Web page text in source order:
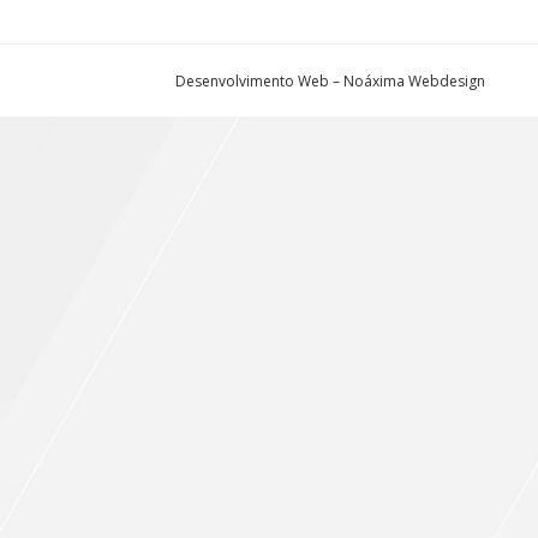
Desenvolvimento Web – Noáxima Webdesign